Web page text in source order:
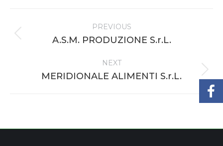
navigation
PREVIOUS
Previous
A.S.M. PRODUZIONE S.r.L.
NEXT
Next
MERIDIONALE ALIMENTI S.r.L.